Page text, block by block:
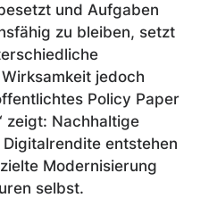
und Aufgaben
zu bleiben, setzt
jedoch
Policy Paper
zeigt: Nachhaltige
entstehen
Modernisierung
selbst.